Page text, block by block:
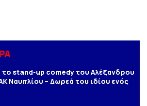
το stand-up comedy του Αλέξανδρου
Ναυπλίου – Δωρεά του ιδίου ενός